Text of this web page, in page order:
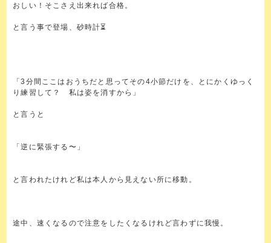
おしい！そこさえ出来れば合格。
と言う事で登場、砂時計⏳
「3分間ここはおうちだと思ってその4小節だけを、とにかくゆっく
り練習して？ 私は姿を消すから」
と言うと
「逆に緊張する〜」
と言われたけれど私は本人から見えない所に移動。
途中、速くなるので注意をしたくなるけれど言わずに我慢。